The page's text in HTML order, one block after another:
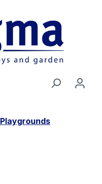
Playgrounds